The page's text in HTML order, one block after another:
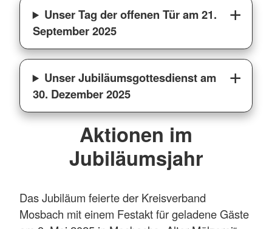
Unser Tag der offenen Tür am 21.
September 2025
Unser Jubiläumsgottesdienst am
30. Dezember 2025
Aktionen im
Jubiläumsjahr
Das Jubiläum feierte der Kreisverband
Mosbach mit einem Festakt für geladene Gäste